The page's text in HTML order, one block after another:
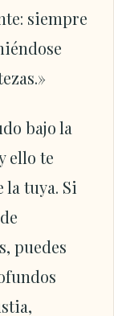
siempre
bajo la
ello te
la tuya. Si
puedes